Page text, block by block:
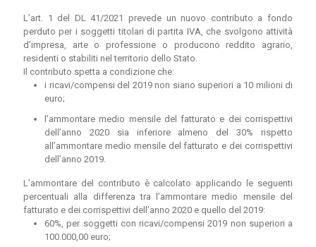
L’art. 1 del DL 41/2021 prevede un nuovo contributo a fondo
perduto per i soggetti titolari di partita IVA, che svolgono attività
d’impresa, arte o professione o producono reddito agrario,
residenti o stabiliti nel territorio dello Stato.
Il contributo spetta a condizione che:
i ricavi/compensi del 2019 non siano superiori a 10 milioni di
euro;
l’ammontare medio mensile del fatturato e dei corrispettivi
dell’anno 2020 sia inferiore almeno del 30% rispetto
all’ammontare medio mensile del fatturato e dei corrispettivi
dell’anno 2019.
L’ammontare del contributo è calcolato applicando le seguenti
percentuali alla differenza tra l’ammontare medio mensile del
fatturato e dei corrispettivi dell’anno 2020 e quello del 2019:
60%, per soggetti con ricavi/compensi 2019 non superiori a
100.000,00 euro;